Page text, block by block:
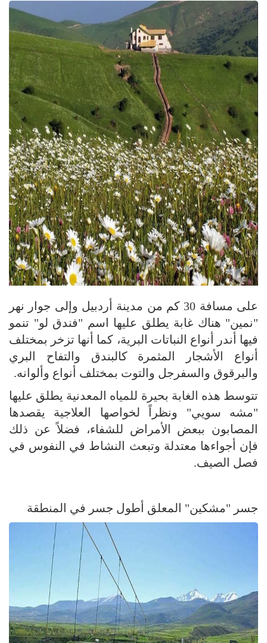
على مسافة 30 كم من مدينة أردبيل وإلى جوار نهر
"نمين" هناك غابة يطلق عليها اسم "فندق لو" تنمو
فيها أندر أنواع النباتات البرية، كما أنها تزخر بمختلف
أنواع الأشجار المثمرة كالبندق والتفاح البري
والبرقوق والسفرجل والتوت بمختلف أنواع وألوانه.
تتوسط هذه الغابة بحيرة للمياه المعدنية يطلق عليها
"مشه سويي" ونظراً لخواصها العلاجية يقصدها
المصابون ببعض الأمراض للشفاء، فضلاً عن ذلك
فإن أجواءها معتدلة وتبعث النشاط في النفوس في
فصل الصيف.
جسر "مشكين" المعلق أطول جسر في المنطقة